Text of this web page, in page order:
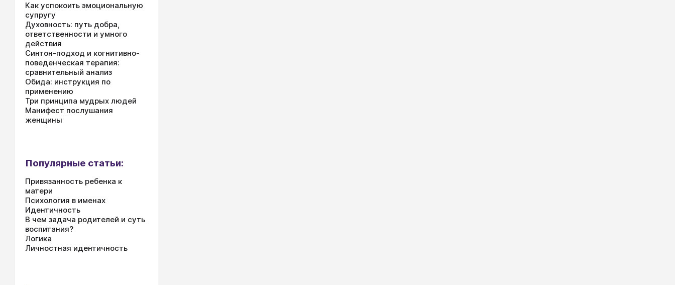
Как успокоить эмоциональную
супругу
Духовность: путь добра,
ответственности и умного
действия
Синтон-подход и когнитивно-
поведенческая терапия:
сравнительный анализ
Обида: инструкция по
применению
Три принципа мудрых людей
Манифест послушания
женщины
Популярные статьи:
Привязанность ребенка к
матери
Психология в именах
Идентичность
В чем задача родителей и суть
воспитания?
Логика
Личностная идентичность